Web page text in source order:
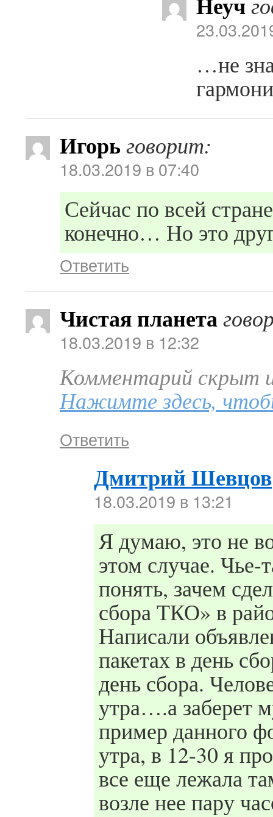
…не
Игорьговорит:
18.03.2019 в 07:40
Сейчас по всей
конечно… Но это
Ответить
Чистая планета
18.03.2019 в 12:32
Комментарий скрыт
Нажимте здесь,
Ответить
Дмитрий Шевцов
18.03.2019 в 13:21
Я думаю, это не
этом случае. Чье-
понять, зачем
сбора ТКО» в
Написали
пакетах в день
день сбора.
утра….а заберет
пример данного
утра, в 12-30 я
все еще лежала
возле нее пару